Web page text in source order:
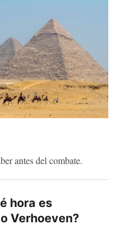
antes del combate.
hora es
Verhoeven?